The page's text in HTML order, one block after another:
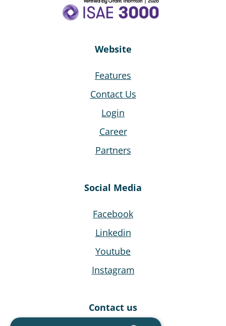
Website
Features
Contact Us
Login
Career
Partners
Social Media
Facebook
Linkedin
Youtube
Instagram
Contact us